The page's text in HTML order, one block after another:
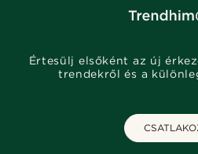
Értesülj elsőként az új
trendekről és a